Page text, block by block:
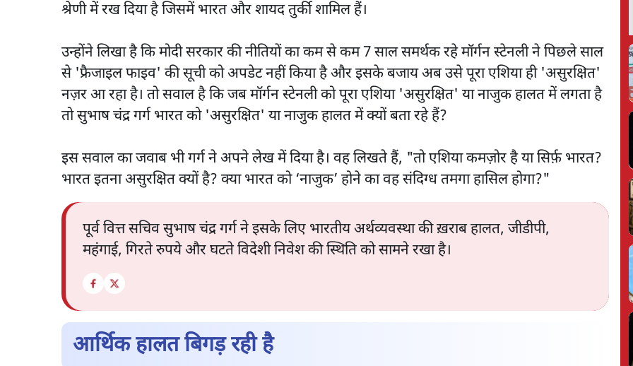
श्रेणी में रख दिया है जिसमें भारत और शायद तुर्की शामिल हैं।
उन्होंने लिखा है कि मोदी सरकार की नीतियों का कम से कम 7 साल समर्थक रहे मॉर्गन स्टेनली ने पिछले साल
से 'फ्रैजाइल फाइव' की सूची को अपडेट नहीं किया है और इसके बजाय अब उसे पूरा एशिया ही 'असुरक्षित'
नज़र आ रहा है। तो सवाल है कि जब मॉर्गन स्टेनली को पूरा एशिया 'असुरक्षित' या नाजुक हालत में लगता है
तो सुभाष चंद्र गर्ग भारत को 'असुरक्षित' या नाजुक हालत में क्यों बता रहे हैं?
इस सवाल का जवाब भी गर्ग ने अपने लेख में दिया है। वह लिखते हैं, "तो एशिया कमज़ोर है या सिर्फ़ भारत?
भारत इतना असुरक्षित क्यों है? क्या भारत को ‘नाजुक’ होने का वह संदिग्ध तमगा हासिल होगा?"
पूर्व वित्त सचिव सुभाष चंद्र गर्ग ने इसके लिए भारतीय अर्थव्यवस्था की ख़राब हालत, जीडीपी,
महंगाई, गिरते रुपये और घटते विदेशी निवेश की स्थिति को सामने रखा है।
आर्थिक हालत बिगड़ रही है